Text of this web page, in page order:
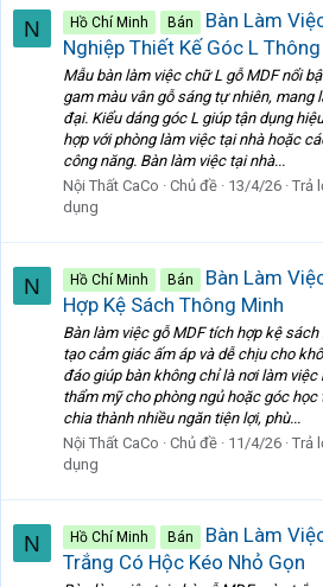
N Hồ Chí Minh Bán
Bàn Làm
Nghiệp Thiết Kế Góc L
Mẫu bàn làm việc chữ L gỗ MDF nổi
gam màu vân gỗ sáng tự nhiên, mang
đại. Kiểu dáng góc L giúp tận dụng
hợp với phòng làm việc tại nhà hoặc
công năng. Bàn làm việc tại nhà...
Nội Thất CaCo
Chủ đề 13/4/26 Trả
dụng
N Hồ Chí Minh Bán
Bàn Làm
Hợp Kệ Sách Thông Minh
Bàn làm việc gỗ MDF tích hợp kệ
tạo cảm giác ấm áp và dễ chịu cho
đáo giúp bàn không chỉ là nơi làm
thẩm mỹ cho phòng ngủ hoặc góc
chia thành nhiều ngăn tiện lợi, phù...
Nội Thất CaCo
Chủ đề 11/4/26 Trả
dụng
N Hồ Chí Minh Bán
Bàn Làm
Trắng Có Hộc Kéo Nhỏ Gọn